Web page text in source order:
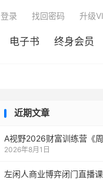
电子书 终身会员
登录 找回密码 升级
近期文章
A视野2026财富训练营《
2026年8月1日
左闲人商业博弈闭门直播课